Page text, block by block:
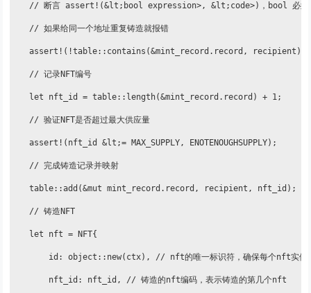
// 断言 assert!(&lt;bool expression>, &lt;code>)，bool 必须
    // 如果给同一个地址重复铸造就报错
assert!(!table::contains(&mint_record.record, recipient),
    // 记录NFT编号
    let nft_id = table::length(&mint_record.record) + 1;
    // 验证NFT是否超过最大供应量
    assert!(nft_id &lt;= MAX_SUPPLY, ENOTENOUGHSUPPLY);
    // 完成铸造记录并映射
    table::add(&mut mint_record.record, recipient, nft_id);
    // 铸造NFT
    let nft = NFT{
id: object::new(ctx), // nft的唯一标识符，确保每个nft实例
        nft_id: nft_id, // 铸造的nft编码，表示铸造的第几个nft